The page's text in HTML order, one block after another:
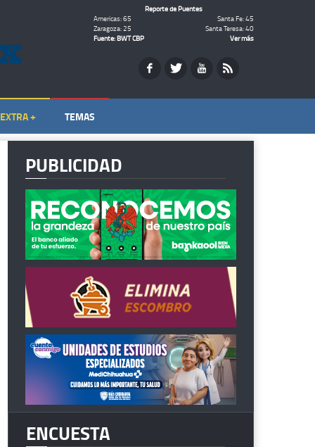
Reporte de Puentes
Americas: 65
Santa Fe: 45
Zaragoza: 25
Santa Teresa: 40
Fuente: BWT CBP
Ver más
EXTRA + TEMAS
PUBLICIDAD
ENCUESTA